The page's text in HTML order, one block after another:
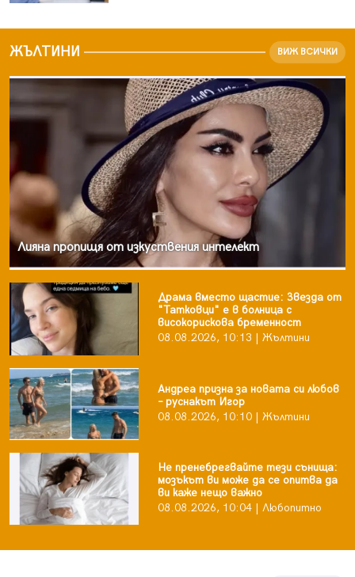
ЖЪЛТИНИ ВИЖ ВСИЧКИ
Лияна пропищя от изкуствения интелект
Драма вместо щастие: Звезда от
"Татковци" е в болница с
високорискова бременност
08.08.2026, 10:13 | Жълтини
Андреа призна за новата си любов
– руснакът Игор
08.08.2026, 10:10 | Жълтини
Не пренебрегвайте тези сънища:
мозъкът ви може да се опитва да
ви каже нещо важно
08.08.2026, 10:04 | Любопитно